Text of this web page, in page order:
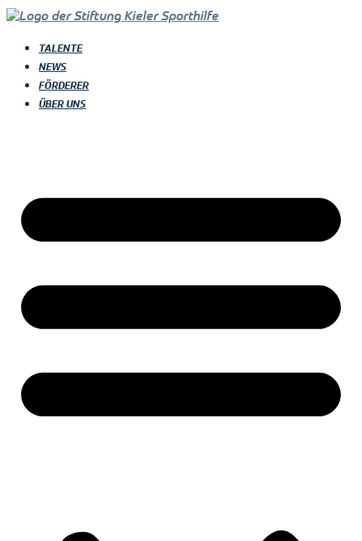
TALENTE
NEWS
FÖRDERER
ÜBER UNS